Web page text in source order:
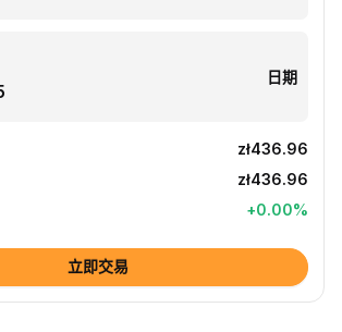
日期
zł436.96
zł436.96
+0.00%
立即交易